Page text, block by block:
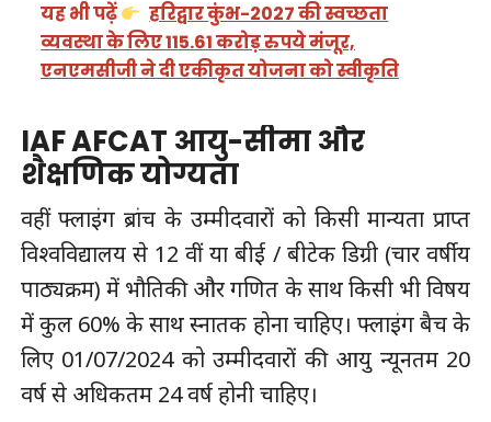
यह भी पढ़ें
हरिद्वार कुंभ-2027 की स्वच्छता
व्यवस्था के लिए 115.61 करोड़ रुपये मंजूर,
एनएमसीजी ने दी एकीकृत योजना को स्वीकृति
IAF AFCAT आयु-सीमा और
शैक्षणिक योग्यता
वहीं फ्लाइंग ब्रांच के उम्मीदवारों को किसी मान्यता प्राप्त
विश्वविद्यालय से 12 वीं या बीई / बीटेक डिग्री (चार वर्षीय
पाठ्यक्रम) में भौतिकी और गणित के साथ किसी भी विषय
में कुल 60% के साथ स्नातक होना चाहिए। फ्लाइंग बैच के
लिए 01/07/2024 को उम्मीदवारों की आयु न्यूनतम 20
वर्ष से अधिकतम 24 वर्ष होनी चाहिए।